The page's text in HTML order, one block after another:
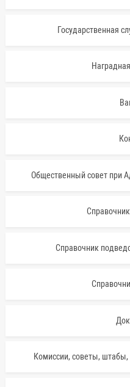
Государственная
Общественный совет при
Справочник
Комиссии, советы, штабы,